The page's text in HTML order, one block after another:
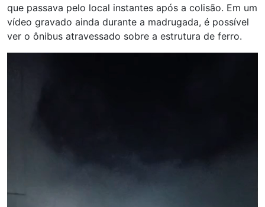
que passava pelo local instantes após a colisão. Em um
vídeo gravado ainda durante a madrugada, é possível
ver o ônibus atravessado sobre a estrutura de ferro.